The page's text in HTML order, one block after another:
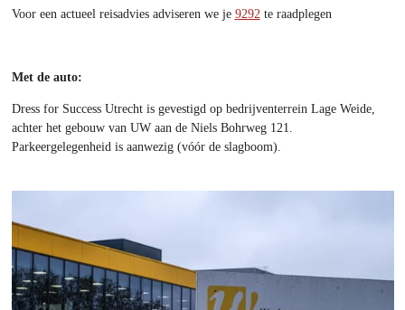
Voor een actueel reisadvies adviseren we je 9292te raadplegen
Met de auto:
Dress for Success Utrecht is gevestigd op bedrijventerrein Lage Weide,
achter het gebouw van UW aan de Niels Bohrweg 121.
Parkeergelegenheid is aanwezig (vóór de slagboom).